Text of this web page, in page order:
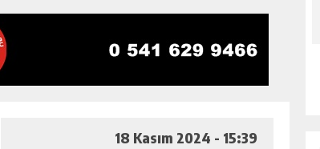
18 Kasım 2024 - 15:39